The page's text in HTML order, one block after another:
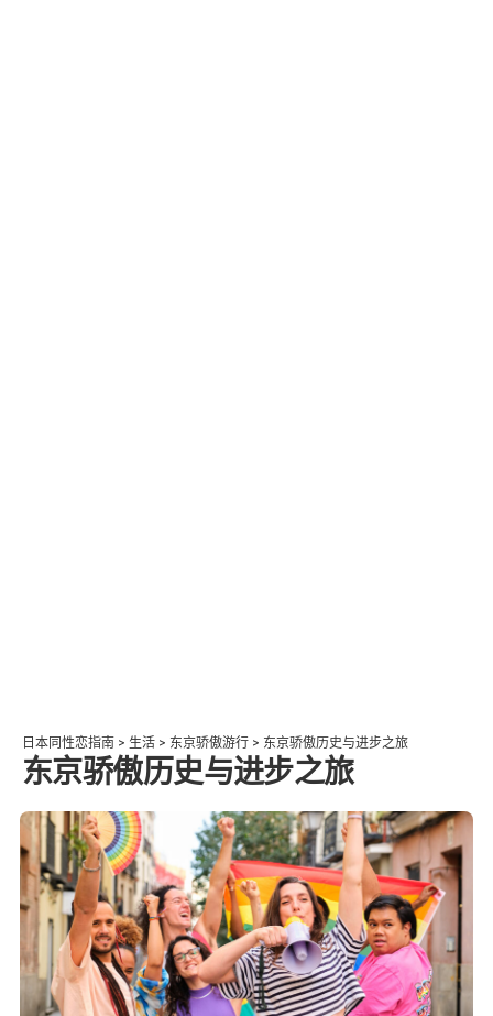
日本同性恋指南 > 生活 > 东京骄傲游行 > 东京骄傲历史与进步之旅
东京骄傲历史与进步之旅